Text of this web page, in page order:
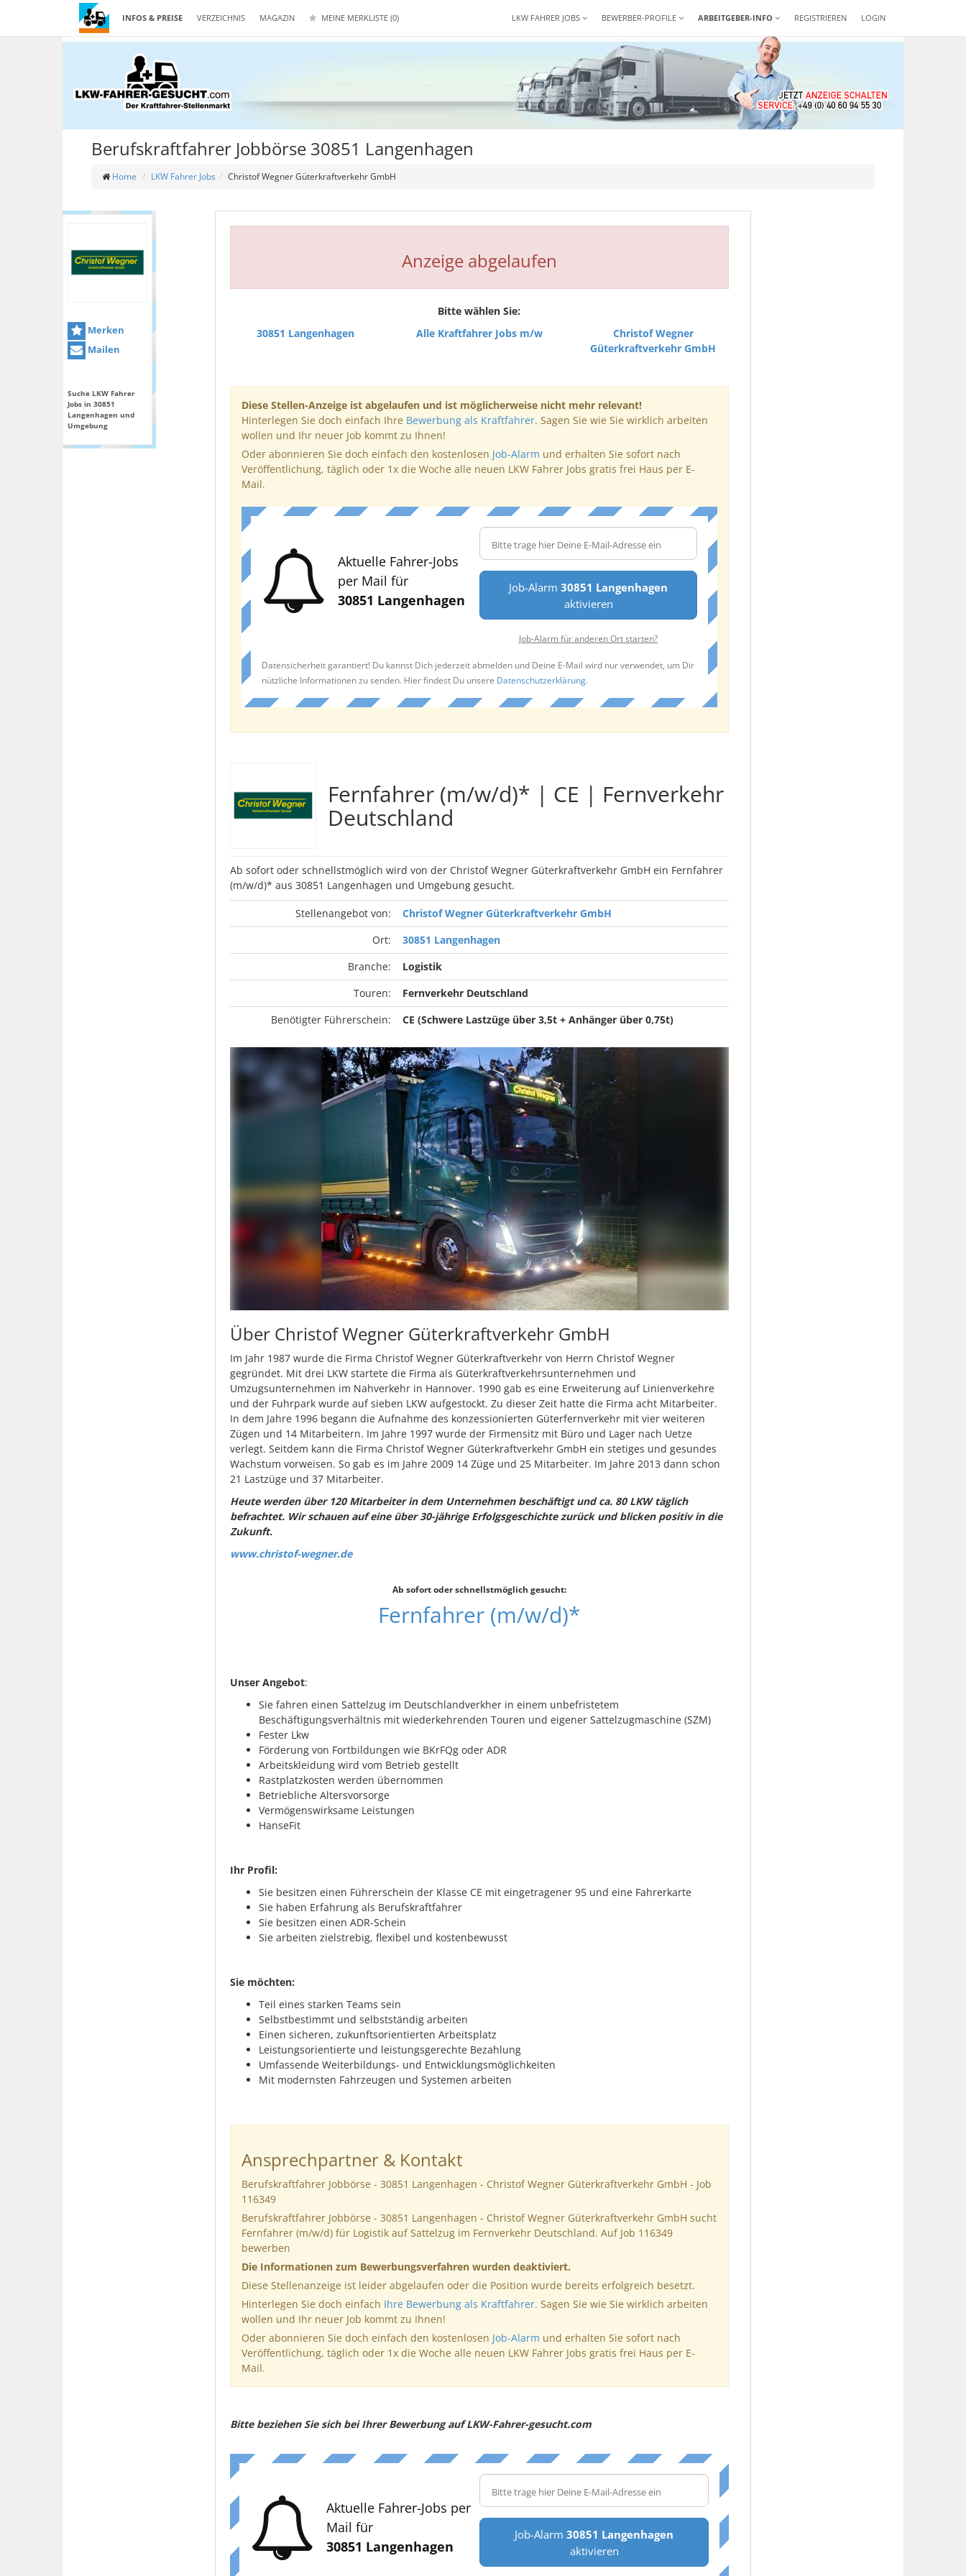
INFOS & PREISE VERZEICHNIS MAGAZIN MEINE MERKLISTE (0) REGISTRIEREN LOGIN
LKW FAHRER JOBS BEWERBER-PROFILE ARBEITGEBER-INFO
Berufskraftfahrer Jobbörse 30851 Langenhagen
Home LKW Fahrer Jobs Christof Wegner Güterkraftverkehr GmbH
Merken
Mailen
Suche LKW Fahrer
Jobs in 30851
Langenhagen und
Umgebung
Anzeige abgelaufen
Bitte wählen Sie:
30851 Langenhagen
Alle Kraftfahrer Jobs m/w
Christof Wegner
Güterkraftverkehr GmbH
Diese Stellen-Anzeige ist abgelaufen und ist möglicherweise nicht mehr relevant!
Hinterlegen Sie doch einfach Ihre Bewerbung als Kraftfahrer. Sagen Sie wie Sie wirklich arbeiten
wollen und Ihr neuer Job kommt zu Ihnen!
Oder abonnieren Sie doch einfach den kostenlosen Job-Alarm und erhalten Sie sofort nach
Veröffentlichung, täglich oder 1x die Woche alle neuen LKW Fahrer Jobs gratis frei Haus per E-
Mail.
Aktuelle Fahrer-Jobs
per Mail für
30851 Langenhagen
Job-Alarm30851 Langenhagen
aktivieren
Job-Alarm für anderen Ort starten?
Datensicherheit garantiert! Du kannst Dich jederzeit abmelden und Deine E-Mail wird nur verwendet, um Dir
nützliche Informationen zu senden. Hier findest Du unsere Datenschutzerklärung.
Fernfahrer (m/w/d)* | CE | Fernverkehr
Deutschland
Ab sofort oder schnellstmöglich wird von der Christof Wegner Güterkraftverkehr GmbH ein Fernfahrer
(m/w/d)* aus 30851 Langenhagen und Umgebung gesucht.
Stellenangebot von:
Christof Wegner Güterkraftverkehr GmbH
Ort:
30851 Langenhagen
Branche:
Logistik
Touren:
Fernverkehr Deutschland
Benötigter Führerschein:
CE (Schwere Lastzüge über 3,5t + Anhänger über 0,75t)
Über Christof Wegner Güterkraftverkehr GmbH
Im Jahr 1987 wurde die Firma Christof Wegner Güterkraftverkehr von Herrn Christof Wegner
gegründet. Mit drei LKW startete die Firma als Güterkraftverkehrsunternehmen und
Umzugsunternehmen im Nahverkehr in Hannover. 1990 gab es eine Erweiterung auf Linienverkehre
und der Fuhrpark wurde auf sieben LKW aufgestockt. Zu dieser Zeit hatte die Firma acht Mitarbeiter.
In dem Jahre 1996 begann die Aufnahme des konzessionierten Güterfernverkehr mit vier weiteren
Zügen und 14 Mitarbeitern. Im Jahre 1997 wurde der Firmensitz mit Büro und Lager nach Uetze
verlegt. Seitdem kann die Firma Christof Wegner Güterkraftverkehr GmbH ein stetiges und gesundes
Wachstum vorweisen. So gab es im Jahre 2009 14 Züge und 25 Mitarbeiter. Im Jahre 2013 dann schon
21 Lastzüge und 37 Mitarbeiter.
Heute werden über 120 Mitarbeiterin dem Unternehmen beschäftigt und ca. 80 LKW täglich
befrachtet. Wirschauen auf eine über 30-jährige Erfolgsgeschichte zurück und blicken positiv in die
Zukunft.
www.christof-wegner.de
Ab sofort oder schnellstmöglich gesucht:
Fernfahrer (m/w/d)*
Unser Angebot:
Sie fahren einen Sattelzug im Deutschlandverkher in einem unbefristetem
Beschäftigungsverhältnis mit wiederkehrenden Touren und eigener Sattelzugmaschine (SZM)
Fester Lkw
Förderung von Fortbildungen wie BKrFQg oder ADR
Arbeitskleidung wird vom Betrieb gestellt
Rastplatzkosten werden übernommen
Betriebliche Altersvorsorge
Vermögenswirksame Leistungen
HanseFit
Ihr Profil:
Sie besitzen einen Führerschein der Klasse CE mit eingetragener 95 und eine Fahrerkarte
Sie haben Erfahrung als Berufskraftfahrer
Sie besitzen einen ADR-Schein
Sie arbeiten zielstrebig, flexibel und kostenbewusst
Sie möchten:
Teil eines starken Teams sein
Selbstbestimmt und selbstständig arbeiten
Einen sicheren, zukunftsorientierten Arbeitsplatz
Leistungsorientierte und leistungsgerechte Bezahlung
Umfassende Weiterbildungs- und Entwicklungsmöglichkeiten
Mit modernsten Fahrzeugen und Systemen arbeiten
Ansprechpartner & Kontakt
Berufskraftfahrer Jobbörse - 30851 Langenhagen - Christof Wegner Güterkraftverkehr GmbH - Job
116349
Berufskraftfahrer Jobbörse - 30851 Langenhagen - Christof Wegner Güterkraftverkehr GmbH sucht
Fernfahrer (m/w/d) für Logistik auf Sattelzug im Fernverkehr Deutschland. Auf Job 116349
bewerben
Die Informationen zum Bewerbungsverfahren wurden deaktiviert.
Diese Stellenanzeige ist leider abgelaufen oder die Position wurde bereits erfolgreich besetzt.
Hinterlegen Sie doch einfach Ihre Bewerbung als Kraftfahrer. Sagen Sie wie Sie wirklich arbeiten
wollen und Ihr neuer Job kommt zu Ihnen!
Oder abonnieren Sie doch einfach den kostenlosen Job-Alarm und erhalten Sie sofort nach
Veröffentlichung, täglich oder 1x die Woche alle neuen LKW Fahrer Jobs gratis frei Haus per E-
Mail.
Bitte beziehen Sie sich bei Ihrer Bewerbung auf LKW-Fahrer-gesucht.com
Aktuelle Fahrer-Jobs per
Mail für
30851 Langenhagen
Job-Alarm30851 Langenhagen
aktivieren